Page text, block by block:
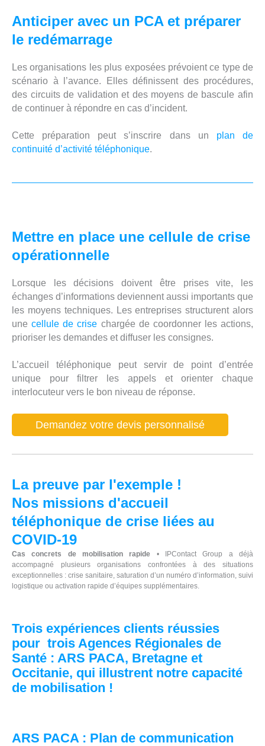
Anticiper avec un PCA et préparer
le redémarrage
Les organisations les plus exposées prévoient ce type de
scénario à l’avance. Elles définissent des procédures,
des circuits de validation et des moyens de bascule afin
de continuer à répondre en cas d’incident.
Cette préparation peut s’inscrire dans un plan de
continuité d’activité téléphonique.
Mettre en place une cellule de crise
opérationnelle
Lorsque les décisions doivent être prises vite, les
échanges d’informations deviennent aussi importants que
les moyens techniques. Les entreprises structurent alors
unecellule de crise chargée de coordonner les actions,
prioriser les demandes et diffuser les consignes.
L’accueil téléphonique peut servir de point d’entrée
unique pour filtrer les appels et orienter chaque
interlocuteur vers le bon niveau de réponse.
Demandez votre devis personnalisé
La preuve par l'exemple !
Nos missions d'accueil
téléphonique de crise liées au
COVID-19
Cas concrets de mobilisation rapide • IPContact Group a déjà
accompagné plusieurs organisations confrontées à des situations
exceptionnelles : crise sanitaire, saturation d’un numéro d’information, suivi
logistique ou activation rapide d’équipes supplémentaires.
Trois expériences clients réussies
pour trois Agences Régionales de
Santé : ARS PACA, Bretagne et
Occitanie, qui illustrent notre capacité
de mobilisation !
ARS PACA : Plan de communication